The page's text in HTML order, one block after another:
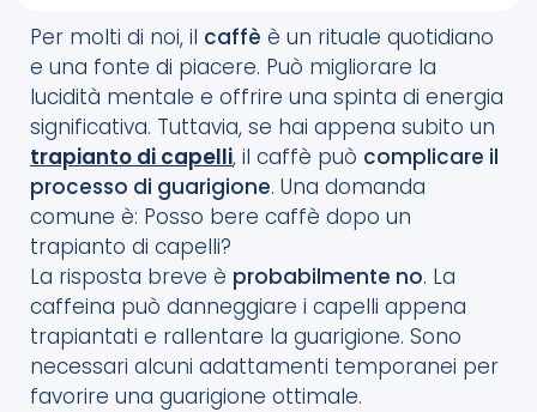
Per molti di noi, il caffè è un rituale quotidiano
e una fonte di piacere. Può migliorare la
lucidità mentale e offrire una spinta di energia
significativa. Tuttavia, se hai appena subito un
trapianto di capelli, il caffè può complicare il
processo di guarigione. Una domanda
comune è: Posso bere caffè dopo un
trapianto di capelli?
La risposta breve è probabilmente no. La
caffeina può danneggiare i capelli appena
trapiantati e rallentare la guarigione. Sono
necessari alcuni adattamenti temporanei per
favorire una guarigione ottimale.